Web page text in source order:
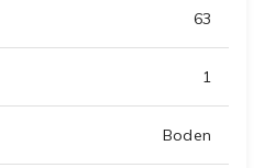
63
1
Boden